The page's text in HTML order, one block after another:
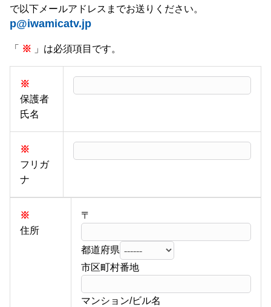
で以下メールアドレスまでお送りください。
p@iwamicatv.jp
「 ※ 」は必須項目です。
※
保護者
氏名
※
フリガ
ナ
※
住所
〒
都道府県
市区町村番地
マンション/ビル名